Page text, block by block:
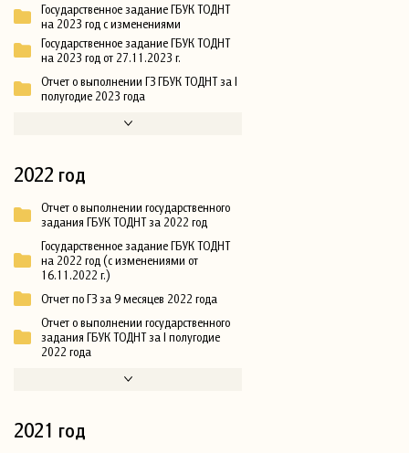
Государственное задание ГБУК ТОДНТ
на 2023 год с изменениями
Государственное задание ГБУК ТОДНТ
на 2023 год от 27.11.2023 г.
Отчет о выполнении ГЗ ГБУК ТОДНТ за I
полугодие 2023 года
2022 год
Отчет о выполнении государственного
задания ГБУК ТОДНТ за 2022 год
Государственное задание ГБУК ТОДНТ
на 2022 год (с изменениями от
16.11.2022 г.)
Отчет по ГЗ за 9 месяцев 2022 года
Отчет о выполнении государственного
задания ГБУК ТОДНТ за I полугодие
2022 года
2021 год